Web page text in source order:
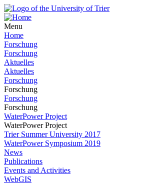
Menu
Home
Forschung
Forschung
Aktuelles
Aktuelles
Forschung
Forschung
Forschung
Forschung
WaterPower Project
WaterPower Project
Trier Summer University 2017
WaterPower Symposium 2019
News
Publications
Events and Activities
WebGIS